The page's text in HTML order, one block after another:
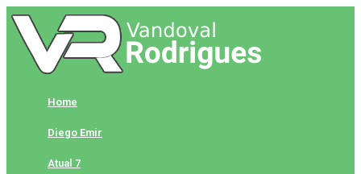
Skip
to
content
Home
Diego Emir
Atual 7